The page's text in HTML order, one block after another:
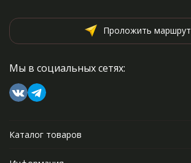
Проложить маршрут
Мы в социальных сетях:
Каталог товаров